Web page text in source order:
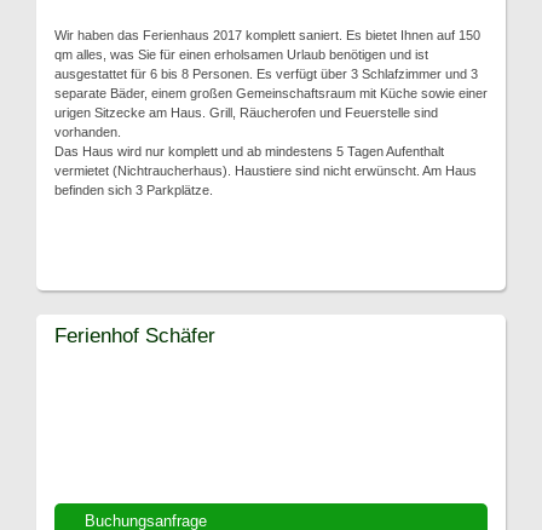
Wir haben das Ferienhaus 2017 komplett saniert. Es bietet Ihnen auf 150
qm alles, was Sie für einen erholsamen Urlaub benötigen und ist
ausgestattet für 6 bis 8 Personen. Es verfügt über 3 Schlafzimmer und 3
separate Bäder, einem großen Gemeinschaftsraum mit Küche sowie einer
urigen Sitzecke am Haus. Grill, Räucherofen und Feuerstelle sind
vorhanden.
Das Haus wird nur komplett und ab mindestens 5 Tagen Aufenthalt
vermietet (Nichtraucherhaus). Haustiere sind nicht erwünscht. Am Haus
befinden sich 3 Parkplätze.
Buchungsanfrage
Ferienhof Schäfer